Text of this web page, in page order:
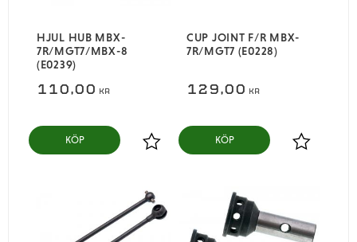
HJUL HUB MBX-
7R/MGT7/MBX-8
(E0239)
110,00 KR
Lägg till i favoriter
KÖP
CUP JOINT F/R MBX-
7R/MGT7 (E0228)
129,00 KR
Lägg till i
KÖP